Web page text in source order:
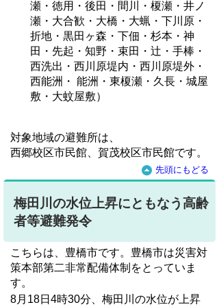
瀬・徳用・後田・間川・榎瀬・井ノ
瀬・大合歓・大橋・大蝋・下川原・
折地・黒田ヶ森・下佃・杉本・神
田・先起・知野・束田・辻・手棒・
西洗出・西川原堤内・西川原堤外・
西能洲・ 能洲・東榎瀬・久長・城屋
敷・大蚊屋敷）
対象地域の避難所は、
西郷校区市民館、賀茂校区市民館です。
先頭にもどる
梅田川の水位上昇にともなう高齢
者等避難発令
こちらは、豊橋市です。豊橋市は災害対
策本部第二非常配備体制をとっていま
す。
8月18日4時30分、梅田川の水位が上昇